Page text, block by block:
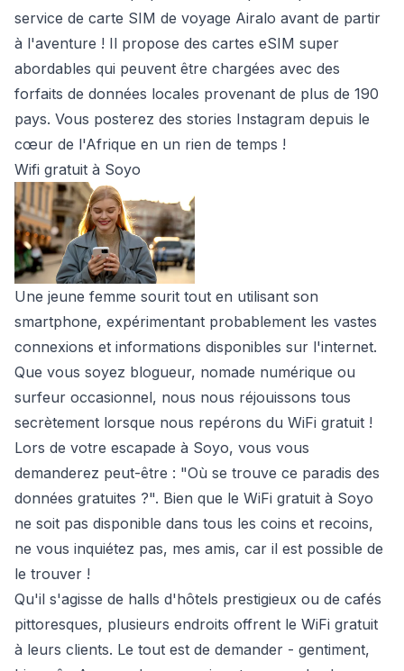
service de carte SIM de voyage Airalo avant de partir
à l'aventure ! Il propose des cartes eSIM super
abordables qui peuvent être chargées avec des
forfaits de données locales provenant de plus de 190
pays. Vous posterez des stories Instagram depuis le
cœur de l'Afrique en un rien de temps !
Wifi gratuit à Soyo
Une jeune femme sourit tout en utilisant son
smartphone, expérimentant probablement les vastes
connexions et informations disponibles sur l'internet.
Que vous soyez blogueur, nomade numérique ou
surfeur occasionnel, nous nous réjouissons tous
secrètement lorsque nous repérons du WiFi gratuit !
Lors de votre escapade à Soyo, vous vous
demanderez peut-être : "Où se trouve ce paradis des
données gratuites ?". Bien que le WiFi gratuit à Soyo
ne soit pas disponible dans tous les coins et recoins,
ne vous inquiétez pas, mes amis, car il est possible de
le trouver !
Qu'il s'agisse de halls d'hôtels prestigieux ou de cafés
pittoresques, plusieurs endroits offrent le WiFi gratuit
à leurs clients. Le tout est de demander - gentiment,